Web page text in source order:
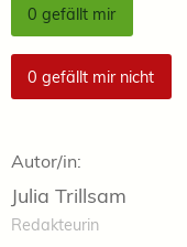
0 gefällt mir
0 gefällt mir nicht
Autor/in:
Julia Trillsam
Redakteurin